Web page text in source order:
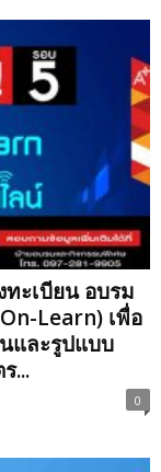
ะเบียน อบรม
Learn) เพื่อ
และรูปแบบ
...
0